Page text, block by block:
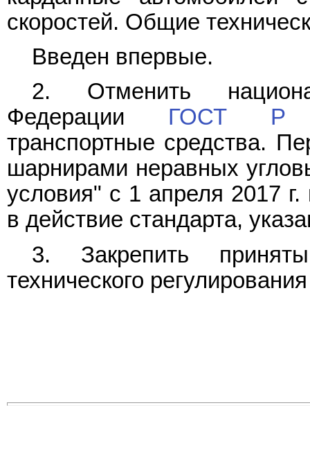
скоростей. Общие
Введен впервые.
2. Отменить
Федерации ГОСТ Р
транспортные средства.
шарнирами неравных
условия" с 1 апреля 2017
в действие стандарта,
3. Закрепить
технического